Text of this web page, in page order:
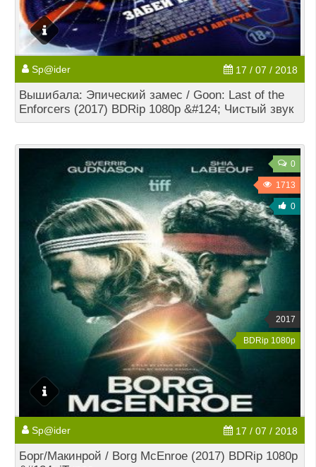
Sp@ider 17 / 07 / 2018
Вышибала: Эпический замес / Goon: Last of the
Enforcers (2017) BDRip 1080p &#124; Чистый звук
0
1713
0
2017
BDRip 1080p
Sp@ider 17 / 07 / 2018
Борг/Макинрой / Borg McEnroe (2017) BDRip 1080p